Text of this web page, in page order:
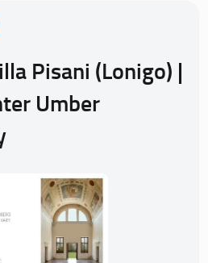
Pisani (Lonigo) |
Umber